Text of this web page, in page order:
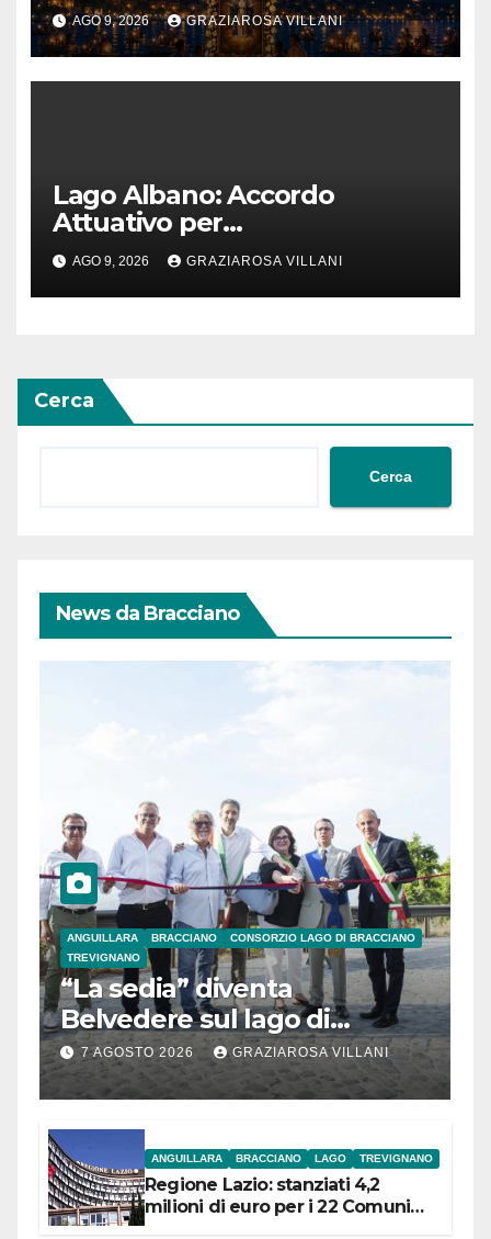
AGO 9, 2026 GRAZIAROSA VILLANI
Lago Albano: Accordo
Attuativo per
l’interconnessione
acquedottistica da 29,5
milioni di euro
AGO 9, 2026 GRAZIAROSA VILLANI
Cerca
Cerca
News da Bracciano
ANGUILLARA BRACCIANO
CONSORZIO LAGO DI BRACCIANO
TREVIGNANO
“La sedia” diventa
Belvedere sul lago di
Bracciano: ieri
l’inaugurazione
7 AGOSTO 2026 GRAZIAROSA VILLANI
ANGUILLARA BRACCIANO LAGO TREVIGNANO
Regione Lazio: stanziati 4,2
milioni di euro per i 22 Comuni